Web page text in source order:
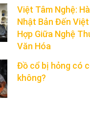
Việt Tâm Nghệ:
Nhật Bản Đến
Hợp Giữa Nghệ
Văn Hóa
Đồ cổ bị hỏng có
không?